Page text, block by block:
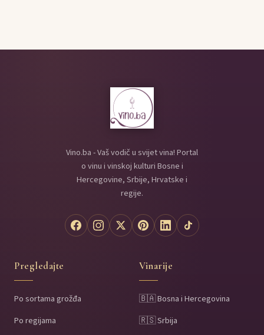
Vino.ba - Vaš vodič u svijet vina! Portal
o vinu i vinskoj kulturi Bosne i
Hercegovine, Srbije, Hrvatske i
regije.
Pregledajte
Po sortama grožđa
Po regijama
Vinarije
🇧🇦 Bosna i Hercegovina
🇷🇸 Srbija